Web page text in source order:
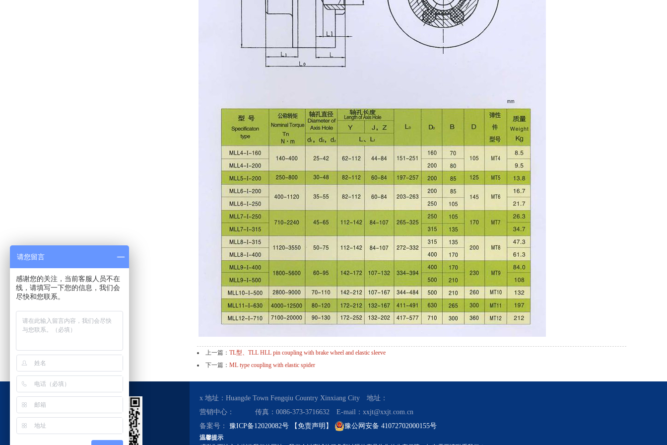
上一篇： TL型、TLL HLL pin coupling with brake wheel and elastic sleeve
下一篇： ML type coupling with elastic spider
x 地址：Huangde Town Fengqiu Country Xinxiang City 地址：
营销中心： 传真：0086-373-3716632 E-mail：xxjt@xxjt.com.cn
备案号： 豫ICP备12020082号 【免责声明】 豫公网安备 41072702000155号
温馨提示
请您留言
感谢您的关注，当前客服人员不在
线，请填写一下您的信息，我们会
尽快和您联系。